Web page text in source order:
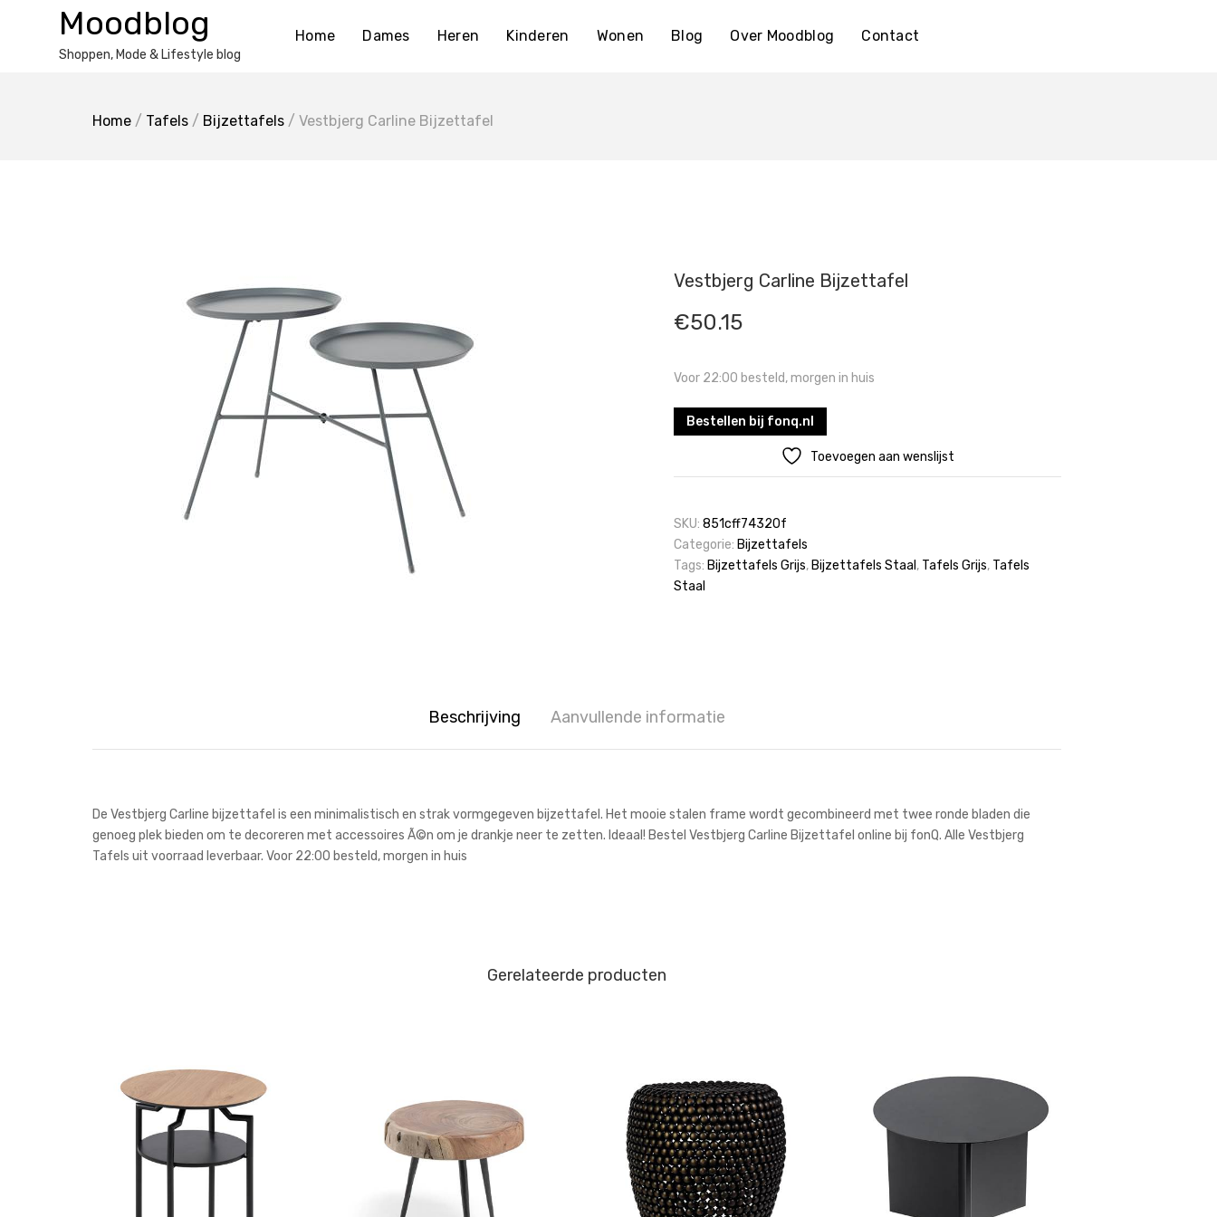
Moodblog
Shoppen, Mode & Lifestyle blog
Home Dames Heren Kinderen Wonen Blog Over Moodblog Contact
Home / Tafels / Bijzettafels / Vestbjerg Carline Bijzettafel
Vestbjerg Carline Bijzettafel
€50.15
Voor 22:00 besteld, morgen in huis
Bestellen bij fonq.nl
Toevoegen aan wenslijst
SKU: 851cff74320f
Categorie: Bijzettafels
Tags: Bijzettafels Grijs, Bijzettafels Staal , Tafels Grijs, Tafels
Staal
Beschrijving Aanvullende informatie
De Vestbjerg Carline bijzettafel is een minimalistisch en strak vormgegeven bijzettafel. Het mooie stalen frame wordt gecombineerd met twee ronde bladen die
genoeg plek bieden om te decoreren met accessoires Ã©n om je drankje neer te zetten. Ideaal! Bestel Vestbjerg Carline Bijzettafel online bij fonQ. Alle Vestbjerg
Tafels uit voorraad leverbaar. Voor 22:00 besteld, morgen in huis
Gerelateerde producten